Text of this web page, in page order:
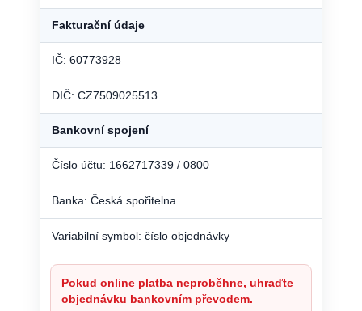
Fakturační údaje
IČ: 60773928
DIČ: CZ7509025513
Bankovní spojení
Číslo účtu: 1662717339 / 0800
Banka: Česká spořitelna
Variabilní symbol: číslo objednávky
Pokud online platba neproběhne, uhraďte
objednávku bankovním převodem.